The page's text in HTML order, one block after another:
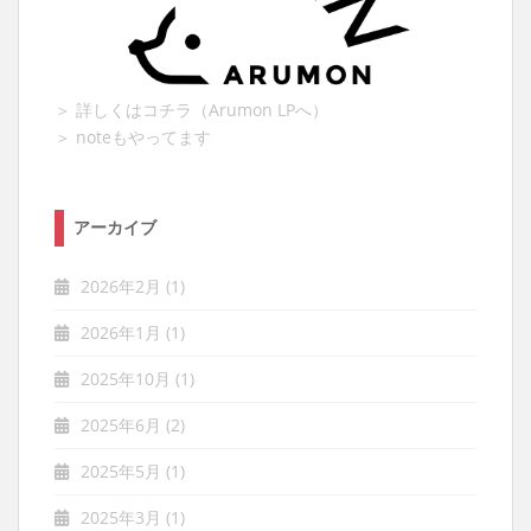
＞ 詳しくはコチラ（Arumon LPへ）
＞ noteもやってます
アーカイブ
2026年2月 (1)
2026年1月 (1)
2025年10月 (1)
2025年6月 (2)
2025年5月 (1)
2025年3月 (1)